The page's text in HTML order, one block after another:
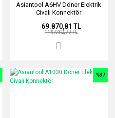
Asiantool A6HV Döner Elektrik
Civalı Konnektör
69.870,81 TL
110.032,77 TL
%37